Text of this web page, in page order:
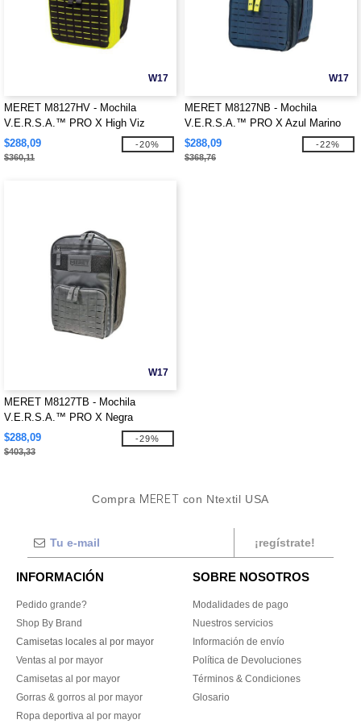
W17
MERET M8127HV - Mochila
V.E.R.S.A.™ PRO X High Viz
amarilla
$288,09
$360,11
-20%
W17
MERET M8127NB - Mochila
V.E.R.S.A.™ PRO X Azul Marino
$288,09
$368,76
-22%
W17
MERET M8127TB - Mochila
V.E.R.S.A.™ PRO X Negra
$288,09
$403,33
-29%
Compra MERET con Ntextil USA
¡regístrate!
INFORMACIÓN
Pedido grande?
Shop By Brand
Camisetas locales al por mayor
Ventas al por mayor
Camisetas al por mayor
Gorras & gorros al por mayor
Ropa deportiva al por mayor
SOBRE NOSOTROS
Modalidades de pago
Nuestros servicios
Información de envío
Política de Devoluciones
Términos & Condiciones
Glosario